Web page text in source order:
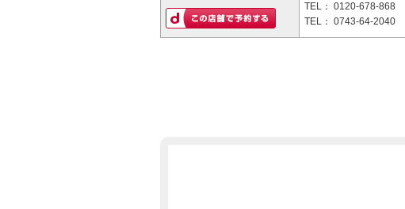
TEL： 0120-678-868
TEL： 0743-64-2040